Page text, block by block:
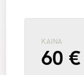
KAINA
60 €